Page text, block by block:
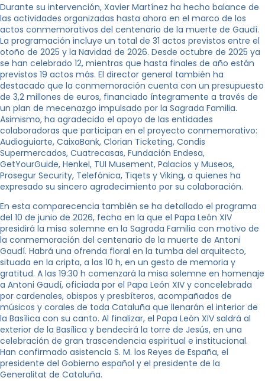
Durante su intervención, Xavier Martínez ha hecho balance de
las actividades organizadas hasta ahora en el marco de los
actos conmemorativos del centenario de la muerte de Gaudí.
La programación incluye un total de 31 actos previstos entre el
otoño de 2025 y la Navidad de 2026. Desde octubre de 2025 ya
se han celebrado 12, mientras que hasta finales de año están
previstos 19 actos más. El director general también ha
destacado que la conmemoración cuenta con un presupuesto
de 3,2 millones de euros, financiado íntegramente a través de
un plan de mecenazgo impulsado por la Sagrada Familia.
Asimismo, ha agradecido el apoyo de las entidades
colaboradoras que participan en el proyecto conmemorativo:
Audioguiarte, CaixaBank, Clorian Ticketing, Condis
Supermercados, Cuatrecasas, Fundación Endesa,
GetYourGuide, Henkel, TUI Musement, Palacios y Museos,
Prosegur Security, Telefónica, Tiqets y Viking, a quienes ha
expresado su sincero agradecimiento por su colaboración.
En esta comparecencia también se ha detallado el programa
del 10 de junio de 2026, fecha en la que el Papa León XIV
presidirá la misa solemne en la Sagrada Familia con motivo de
la conmemoración del centenario de la muerte de Antoni
Gaudí. Habrá una ofrenda floral en la tumba del arquitecto,
situada en la cripta, a las 10 h, en un gesto de memoria y
gratitud. A las 19:30 h comenzará la misa solemne en homenaje
a Antoni Gaudí, oficiada por el Papa León XIV y concelebrada
por cardenales, obispos y presbíteros, acompañados de
músicos y corales de toda Cataluña que llenarán el interior de
la Basílica con su canto. Al finalizar, el Papa León XIV saldrá al
exterior de la Basílica y bendecirá la torre de Jesús, en una
celebración de gran trascendencia espiritual e institucional.
Han confirmado asistencia S. M. los Reyes de España, el
presidente del Gobierno español y el presidente de la
Generalitat de Cataluña.